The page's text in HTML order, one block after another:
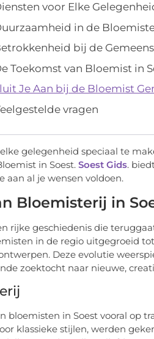
voor Elke
in de
bij de
Toekomst van Bloemist in
Je Aan bij de Bloemist
vragen
gelegenheid speciaal te
in Soest. Soest Gids.
aan al je wensen voldoen.
Bloemisterij in
rijke geschiedenis die
in de regio uitgegroeid
Deze evolutie
zoektocht naar nieuwe,
bloemisten in Soest vooral op
klassieke stijlen, werden